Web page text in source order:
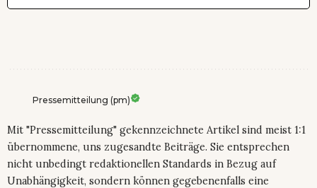
Pressemitteilung (pm)
Mit "Pressemitteilung" gekennzeichnete Artikel sind meist 1:1
übernommene, uns zugesandte Beiträge. Sie entsprechen
nicht unbedingt redaktionellen Standards in Bezug auf
Unabhängigkeit, sondern können gegebenenfalls eine